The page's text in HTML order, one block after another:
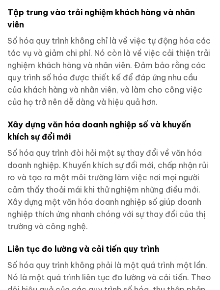
Tập trung vào trải nghiệm khách hàng và nhân
viên
Số hóa quy trình không chỉ là về việc tự động hóa các
tác vụ và giảm chi phí. Nó còn là về việc cải thiện trải
nghiệm khách hàng và nhân viên. Đảm bảo rằng các
quy trình số hóa được thiết kế để đáp ứng nhu cầu
của khách hàng và nhân viên, và làm cho công việc
của họ trở nên dễ dàng và hiệu quả hơn.
Xây dựng văn hóa doanh nghiệp số và khuyến
khích sự đổi mới
Số hóa quy trình đòi hỏi một sự thay đổi về văn hóa
doanh nghiệp. Khuyến khích sự đổi mới, chấp nhận rủi
ro và tạo ra một môi trường làm việc nơi mọi người
cảm thấy thoải mái khi thử nghiệm những điều mới.
Xây dựng một văn hóa doanh nghiệp số giúp doanh
nghiệp thích ứng nhanh chóng với sự thay đổi của thị
trường và công nghệ.
Liên tục đo lường và cải tiến quy trình
Số hóa quy trình không phải là một quá trình một lần.
Nó là một quá trình liên tục đo lường và cải tiến. Theo